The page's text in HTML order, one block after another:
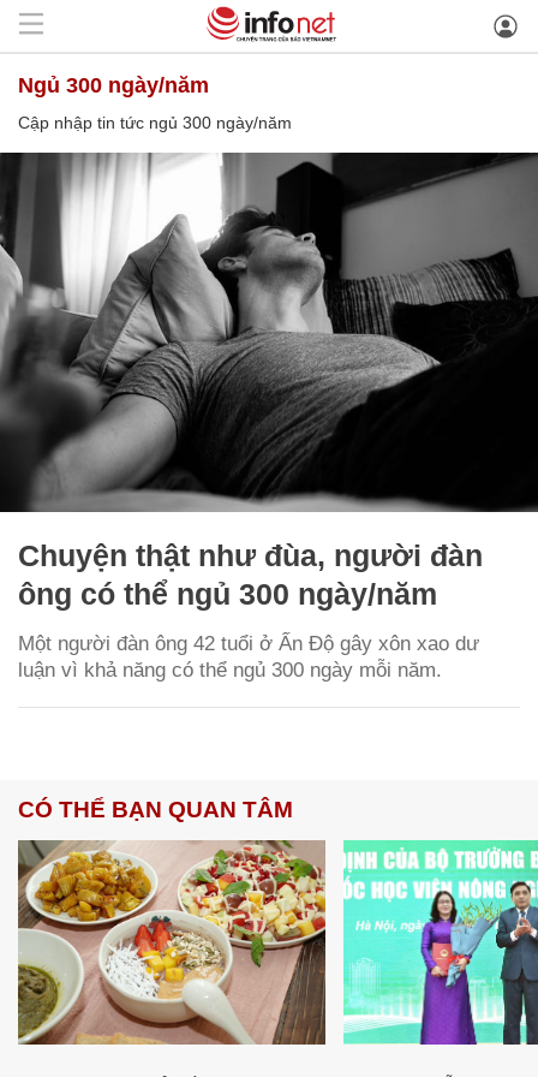
ngủ 300 ngày/năm
Cập nhập tin tức ngủ 300 ngày/năm
Chuyện thật như đùa, người đàn
ông có thể ngủ 300 ngày/năm
Một người đàn ông 42 tuổi ở Ấn Độ gây xôn xao dư
luận vì khả năng có thể ngủ 300 ngày mỗi năm.
CÓ THỂ BẠN QUAN TÂM